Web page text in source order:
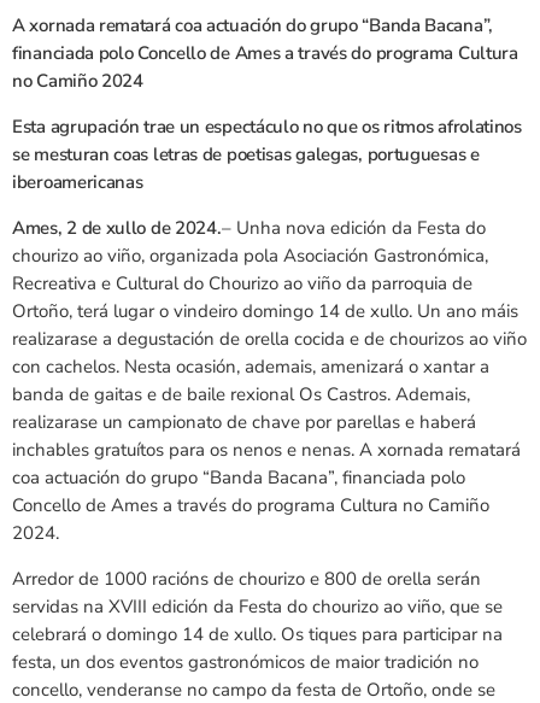
A xornada rematará coa actuación do grupo “Banda Bacana”,
financiada polo Concello de Ames a través do programa Cultura
no Camiño 2024
Esta agrupación trae un espectáculo no que os ritmos afrolatinos
se mesturan coas letras de poetisas galegas, portuguesas e
iberoamericanas
Ames, 2 de xullo de 2024.– Unha nova edición da Festa do
chourizo ao viño, organizada pola Asociación Gastronómica,
Recreativa e Cultural do Chourizo ao viño da parroquia de
Ortoño, terá lugar o vindeiro domingo 14 de xullo. Un ano máis
realizarase a degustación de orella cocida e de chourizos ao viño
con cachelos. Nesta ocasión, ademais, amenizará o xantar a
banda de gaitas e de baile rexional Os Castros. Ademais,
realizarase un campionato de chave por parellas e haberá
inchables gratuítos para os nenos e nenas. A xornada rematará
coa actuación do grupo “Banda Bacana”, financiada polo
Concello de Ames a través do programa Cultura no Camiño
2024.
Arredor de 1000 racións de chourizo e 800 de orella serán
servidas na XVIII edición da Festa do chourizo ao viño, que se
celebrará o domingo 14 de xullo. Os tiques para participar na
festa, un dos eventos gastronómicos de maior tradición no
concello, venderanse no campo da festa de Ortoño, onde se